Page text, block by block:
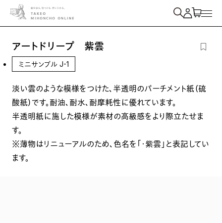
紙を検索
アートドリープ 紫雲
ミニサンプル J-1
淡い雲のような模様をつけた、半透明のパーチメント紙（硫
酸紙）です。耐油、耐水、耐摩耗性に優れています。
半透明紙に施した模様が素材の高級感をより際立たせま
す。
※薄物はリニューアルのため、色名を「・紫雲」と表記してい
ます。